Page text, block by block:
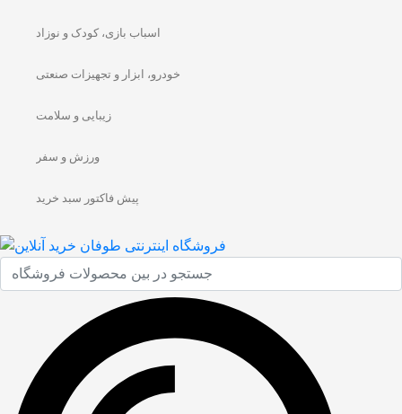
اسباب بازی، کودک و نوزاد
خودرو، ابزار و تجهیزات صنعتی
زیبایی و سلامت
ورزش و سفر
پیش فاکتور سبد خرید